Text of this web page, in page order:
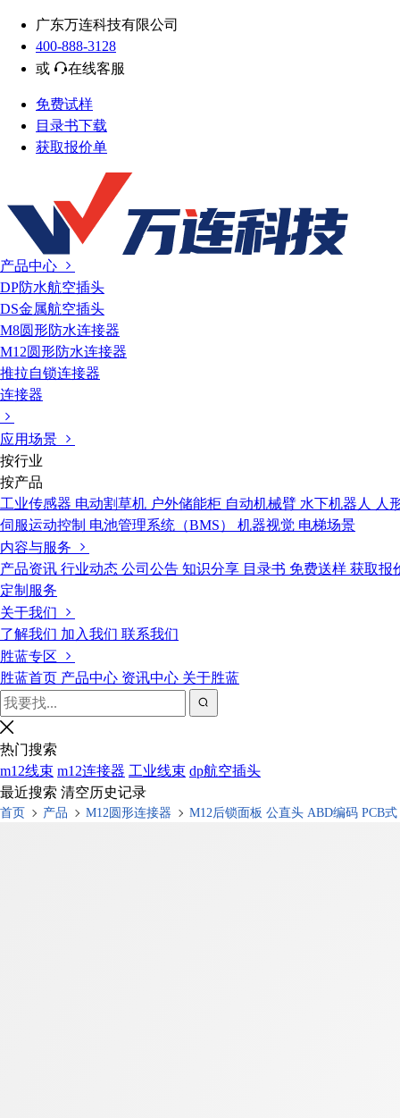
广东万连科技有限公司
400-888-3128
或
在线客服
免费试样
目录书下载
获取报价单
产品中心
DP防水航空插头
DS金属航空插头
M8圆形防水连接器
M12圆形防水连接器
推拉自锁连接器
连接器
应用场景
按行业
按产品
工业传感器 电动割草机 户外储能柜 自动机械臂 水下机器人
人
伺服运动控制 电池管理系统（BMS） 机器视觉 电梯场景
内容与服务
产品资讯 行业动态 公司公告 知识分享 目录书 免费送样 获取报
定制服务
关于我们
了解我们 加入我们 联系我们
胜蓝专区
胜蓝首页 产品中心 资讯中心 关于胜蓝
热门搜索
m12线束 m12连接器 工业线束 dp航空插头
最近搜索 清空历史记录
首页 产品 M12圆形连接器 M12后锁面板 公直头 ABD编码 PCB